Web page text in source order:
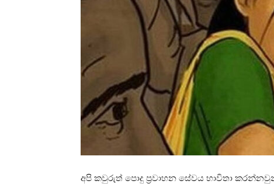
අපි කවුරුත් පොදු ප්‍රවාහන සේවය භාවිතා